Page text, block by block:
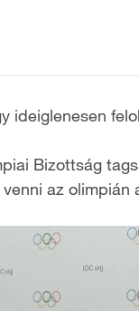
Bizottság
az